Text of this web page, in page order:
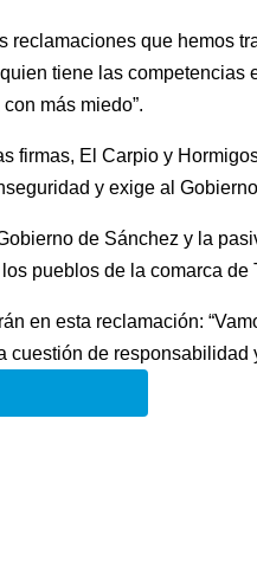
reclamaciones que hemos
tiene las
más miedo”.
firmas, El Carpio y
y exige al
de Sánchez y la
pueblos de la comarca de
en esta reclamación:
de responsabilidad